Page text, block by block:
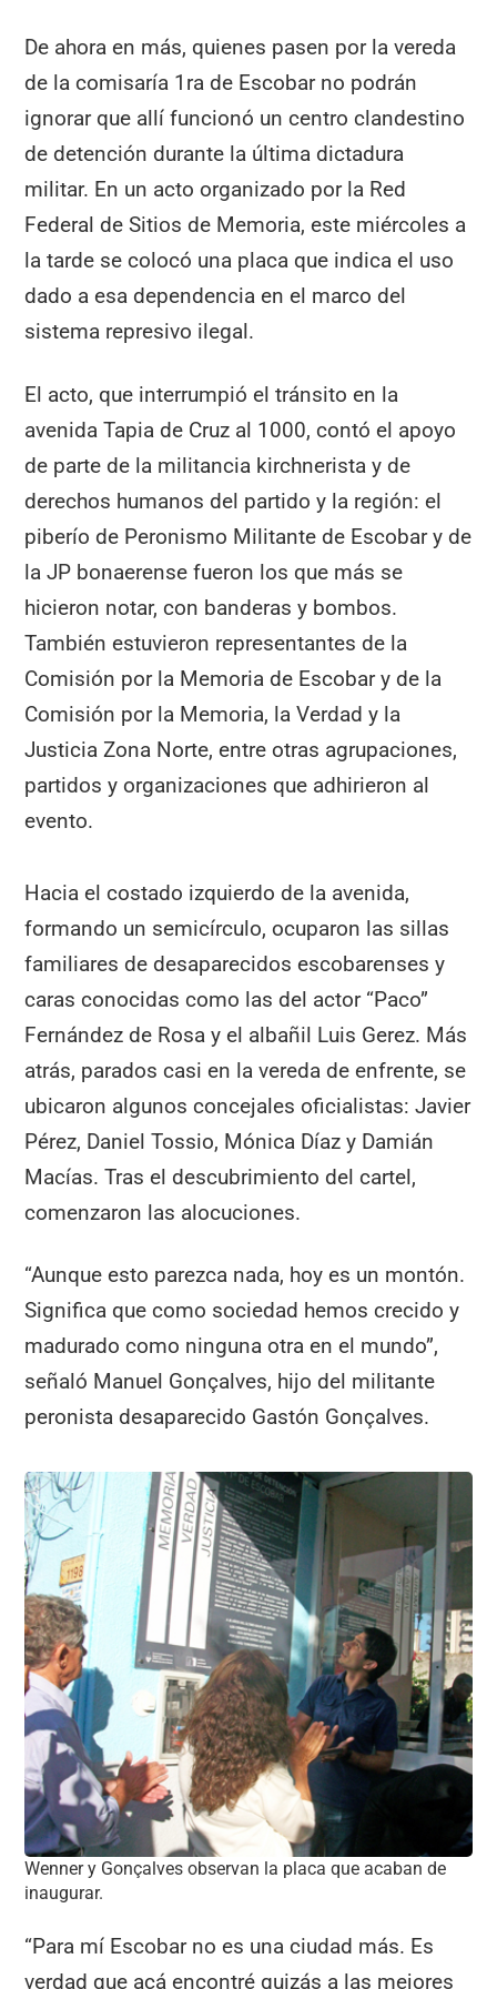
De ahora en más, quienes pasen por la vereda
de la comisaría 1ra de Escobar no podrán
ignorar que allí funcionó un centro clandestino
de detención durante la última dictadura
militar. En un acto organizado por la Red
Federal de Sitios de Memoria, este miércoles a
la tarde se colocó una placa que indica el uso
dado a esa dependencia en el marco del
sistema represivo ilegal.
El acto, que interrumpió el tránsito en la
avenida Tapia de Cruz al 1000, contó el apoyo
de parte de la militancia kirchnerista y de
derechos humanos del partido y la región: el
piberío de Peronismo Militante de Escobar y de
la JP bonaerense fueron los que más se
hicieron notar, con banderas y bombos.
También estuvieron representantes de la
Comisión por la Memoria de Escobar y de la
Comisión por la Memoria, la Verdad y la
Justicia Zona Norte, entre otras agrupaciones,
partidos y organizaciones que adhirieron al
evento.
Hacia el costado izquierdo de la avenida,
formando un semicírculo, ocuparon las sillas
familiares de desaparecidos escobarenses y
caras conocidas como las del actor “Paco”
Fernández de Rosa y el albañil Luis Gerez. Más
atrás, parados casi en la vereda de enfrente, se
ubicaron algunos concejales oficialistas: Javier
Pérez, Daniel Tossio, Mónica Díaz y Damián
Macías. Tras el descubrimiento del cartel,
comenzaron las alocuciones.
“Aunque esto parezca nada, hoy es un montón.
Significa que como sociedad hemos crecido y
madurado como ninguna otra en el mundo”,
señaló Manuel Gonçalves, hijo del militante
peronista desaparecido Gastón Gonçalves.
Wenner y Gonçalves observan la placa que acaban de
inaugurar.
“Para mí Escobar no es una ciudad más. Es
verdad que acá encontré quizás a las mejores